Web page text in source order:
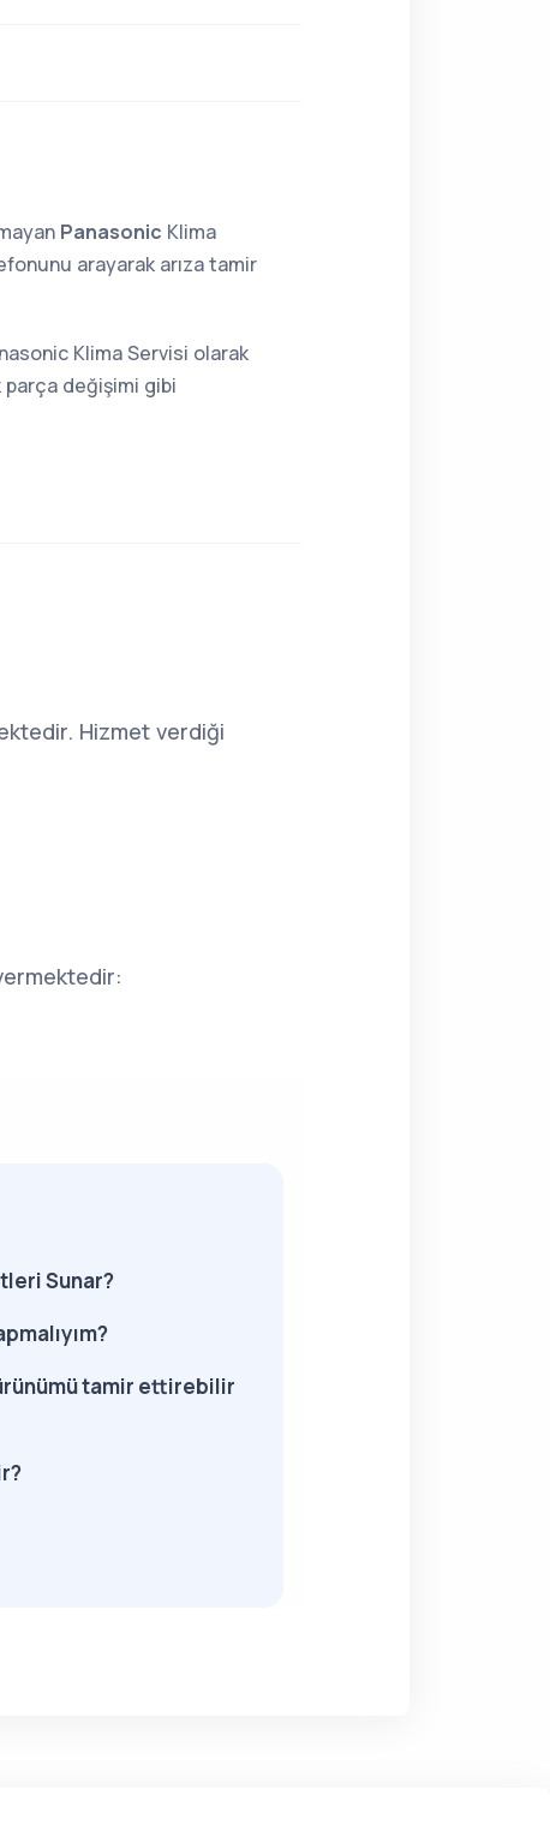
Panasonic Klima
arayarak arıza tamir
Klima Servisi olarak
parça değişimi gibi
Hizmet verdiği
Sunar?
tamir ettirebilir